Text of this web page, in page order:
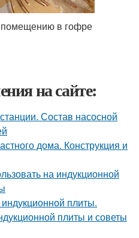
в гофре
на сайте:
Состав насосной
дома. Конструкция и
на индукционной
плиты.
плиты и советы